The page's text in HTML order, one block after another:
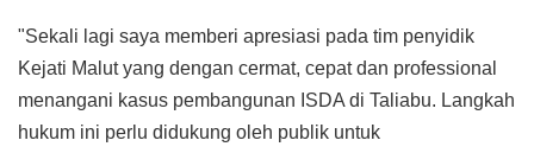
"Sekali lagi saya memberi apresiasi pada tim penyidik
Kejati Malut yang dengan cermat, cepat dan professional
menangani kasus pembangunan ISDA di Taliabu. Langkah
hukum ini perlu didukung oleh publik untuk